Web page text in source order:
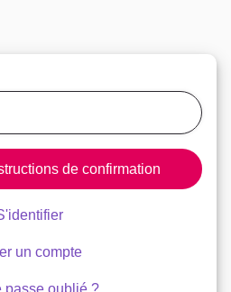
de confirmation
un compte